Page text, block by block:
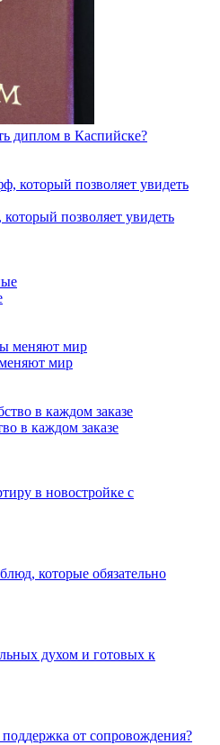
диплом в Каспийске?
позволяет увидеть
мир
в каждом заказе
в новостройке с
которые обязательно
духом и готовых к
поддержка от сопровождения?